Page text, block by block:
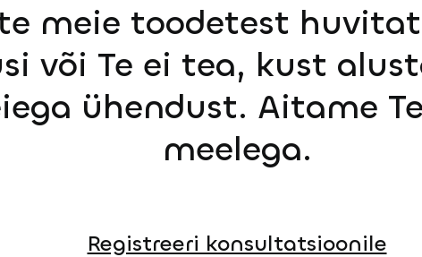
meie toodetest
või Te ei tea, kust
ühendust. Aitame
meelega.
Registreeri konsultatsioonile